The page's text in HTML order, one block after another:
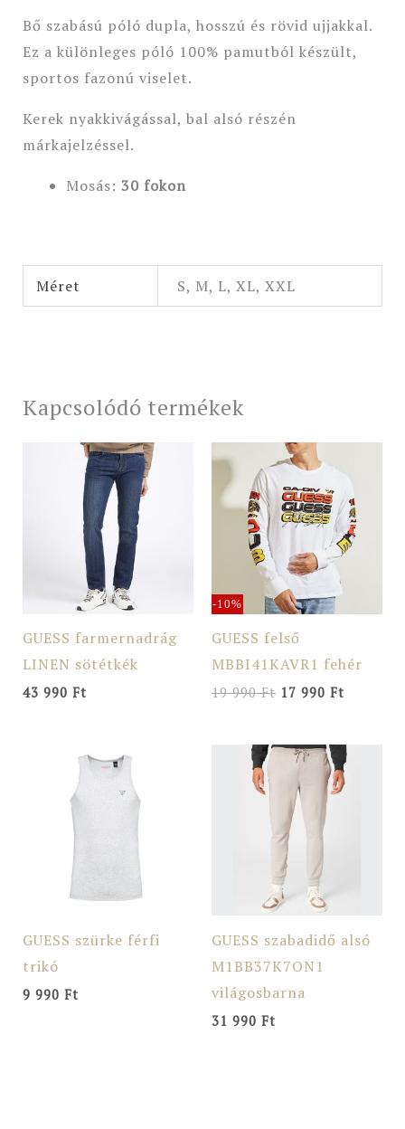
Bő szabású póló dupla, hosszú és rövid ujjakkal.
Ez a különleges póló 100% pamutból készült,
sportos fazonú viselet.
Kerek nyakkivágással, bal alsó részén
márkajelzéssel.
Mosás: 30 fokon
Méret S, M, L, XL, XXL
Kapcsolódó termékek
GUESS farmernadrág
LINEN sötétkék
43 990 Ft
-10%
GUESS felső
MBBI41KAVR1 fehér
19 990Ft
Original
price
19
990 Ft.
17 990 Ft
is:
17
990 Ft.
GUESS szürke férfi
trikó
9 990 Ft
GUESS szabadidő alsó
M1BB37K7ON1
világosbarna
31 990 Ft